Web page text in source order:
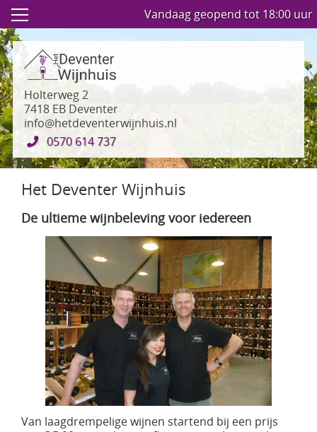
Vandaag geopend tot 18:00 uur
Holterweg 2
7418 EB Deventer
info@hetdeventerwijnhuis.nl
0570 614 737
Het Deventer Wijnhuis
De ultieme wijnbeleving voor iedereen
Van laagdrempelige wijnen startend bij een prijs